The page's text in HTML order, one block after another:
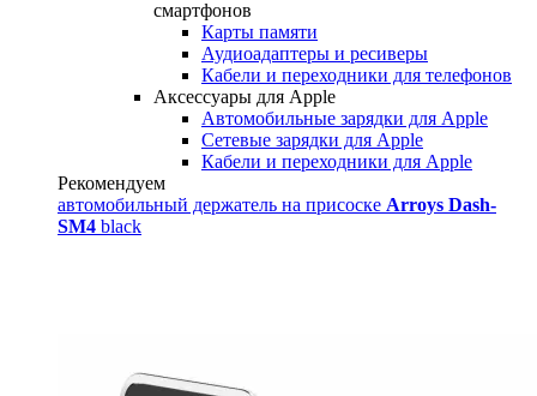
смартфонов
Карты памяти
Аудиоадаптеры и ресиверы
Кабели и переходники для телефонов
Аксессуары для Apple
Автомобильные зарядки для Apple
Сетевые зарядки для Apple
Кабели и переходники для Apple
Рекомендуем
автомобильный держатель на присоске Arroys Dash-
SM4 black